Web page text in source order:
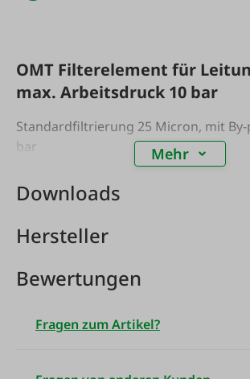
OMT Filterelement für
max. Arbeitsdruck 10 bar
Standardfiltrierung 25 Micron, mit By-
bar
Mehr
Downloads
Hersteller
Bewertungen
Fragen zum Artikel?